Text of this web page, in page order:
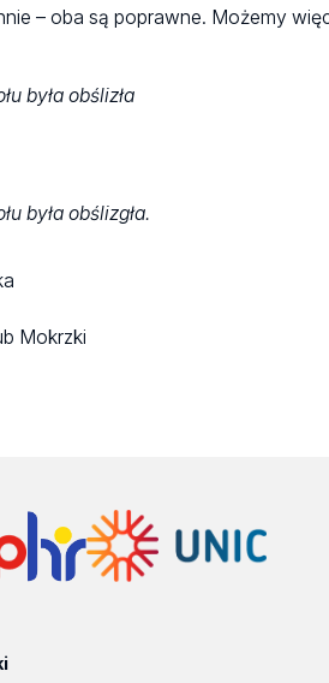
– oba są poprawne. Możemy
była obślizła
była obślizgła.
Mokrzki